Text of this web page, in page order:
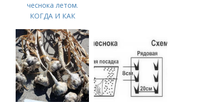
чеснока летом.
КОГДА И КАК
ПОСАДИТЬ ОЗИМЫЙ
ЧЕСНОК